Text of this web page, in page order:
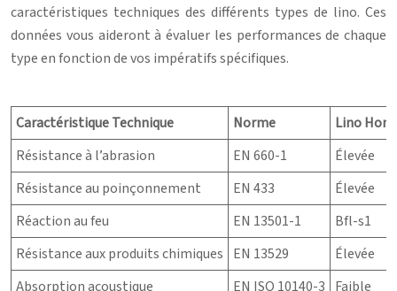
caractéristiques techniques des différents types de lino. Ces
données vous aideront à évaluer les performances de chaque
type en fonction de vos impératifs spécifiques.
Caractéristique Technique Norme
Lino
Résistance à l’abrasion
EN 660-1
Élevée
Résistance au poinçonnement
EN 433
Élevée
Réaction au feu
EN 13501-1
Bfl-s1
Résistance aux produits chimiques EN 13529
Élevée
Absorption acoustique
EN ISO 10140-3 Faible